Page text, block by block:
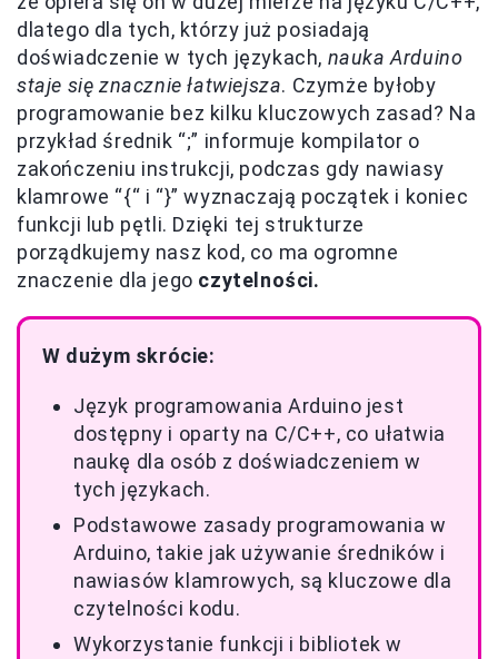
dlatego dla tych, którzy już posiadają
doświadczenie w tych językach, nauka Arduino
staje się znacznie łatwiejsza. Czymże byłoby
programowanie bez kilku kluczowych zasad? Na
przykład średnik “;” informuje kompilator o
zakończeniu instrukcji, podczas gdy nawiasy
klamrowe “{“ i “}” wyznaczają początek i koniec
funkcji lub pętli. Dzięki tej strukturze
porządkujemy nasz kod, co ma ogromne
znaczenie dla jego czytelności.
W dużym skrócie:
Język programowania Arduino jest
dostępny i oparty na C/C++, co ułatwia
naukę dla osób z doświadczeniem w
tych językach.
Podstawowe zasady programowania w
Arduino, takie jak używanie średników i
nawiasów klamrowych, są kluczowe dla
czytelności kodu.
Wykorzystanie funkcji i bibliotek w